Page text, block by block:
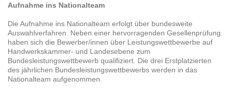
Aufnahme ins Nationalteam
Die Aufnahme ins Nationalteam erfolgt über bundesweite
Auswahlverfahren. Neben einer hervorragenden Gesellenprüfung
haben sich die Bewerber/innen über Leistungswettbewerbe auf
Handwerkskammer- und Landesebene zum
Bundesleistungswettbewerb qualifiziert. Die drei Erstplatzierten
des jährlichen Bundesleistungswettbewerbs werden in das
Nationalteam aufgenommen.